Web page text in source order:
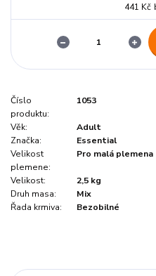
441 Kč
Číslo
produktu:
1053
Věk:
Adult
Značka:
Essential
Velikost
plemene:
Pro malá plemena
Velikost:
2,5 kg
Druh masa:
Mix
Řada krmiva:
Bezobilné